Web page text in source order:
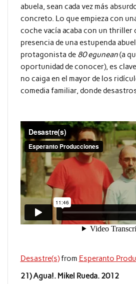
abuela, sean cada vez más
concreto. Lo que empieza con
coche vacía acaba con un thriller
presencia de una estupenda
protagonista de 80 egunean(a
oportunidad de conocer), es
no caiga en el mayor de los
comedia familiar, donde
Desastre(s)from Esperanto
21) Agua!. Mikel Rueda. 2012